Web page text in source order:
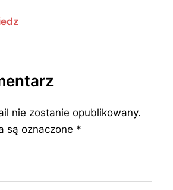
nie zostanie opublikowany.
są oznaczone *